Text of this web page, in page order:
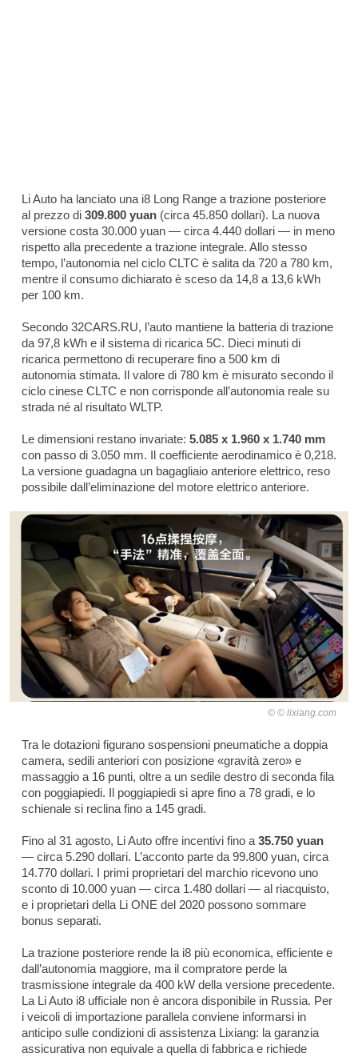
Li Auto ha lanciato una i8 Long Range a trazione posteriore
al prezzo di 309.800 yuan (circa 45.850 dollari). La nuova
versione costa 30.000 yuan — circa 4.440 dollari — in meno
rispetto alla precedente a trazione integrale. Allo stesso
tempo, l’autonomia nel ciclo CLTC è salita da 720 a 780 km,
mentre il consumo dichiarato è sceso da 14,8 a 13,6 kWh
per 100 km.
Secondo 32CARS.RU, l’auto mantiene la batteria di trazione
da 97,8 kWh e il sistema di ricarica 5C. Dieci minuti di
ricarica permettono di recuperare fino a 500 km di
autonomia stimata. Il valore di 780 km è misurato secondo il
ciclo cinese CLTC e non corrisponde all’autonomia reale su
strada né al risultato WLTP.
Le dimensioni restano invariate: 5.085 x 1.960 x 1.740 mm
con passo di 3.050 mm. Il coefficiente aerodinamico è 0,218.
La versione guadagna un bagagliaio anteriore elettrico, reso
possibile dall’eliminazione del motore elettrico anteriore.
© lixiang.com
Tra le dotazioni figurano sospensioni pneumatiche a doppia
camera, sedili anteriori con posizione «gravità zero» e
massaggio a 16 punti, oltre a un sedile destro di seconda fila
con poggiapiedi. Il poggiapiedi si apre fino a 78 gradi, e lo
schienale si reclina fino a 145 gradi.
Fino al 31 agosto, Li Auto offre incentivi fino a 35.750 yuan
— circa 5.290 dollari. L’acconto parte da 99.800 yuan, circa
14.770 dollari. I primi proprietari del marchio ricevono uno
sconto di 10.000 yuan — circa 1.480 dollari — al riacquisto,
e i proprietari della Li ONE del 2020 possono sommare
bonus separati.
La trazione posteriore rende la i8 più economica, efficiente e
dall’autonomia maggiore, ma il compratore perde la
trasmissione integrale da 400 kW della versione precedente.
La Li Auto i8 ufficiale non è ancora disponibile in Russia. Per
i veicoli di importazione parallela conviene informarsi in
anticipo sulle condizioni di assistenza Lixiang: la garanzia
assicurativa non equivale a quella di fabbrica e richiede